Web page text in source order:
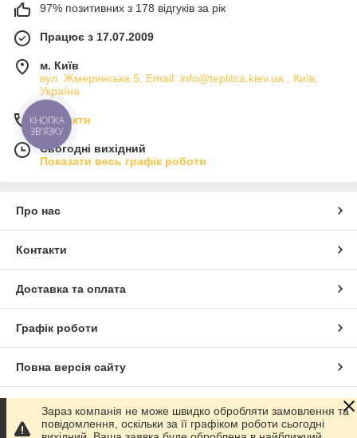
97% позитивних з 178 відгуків за рік
Працює з 17.07.2009
м. Київ
вул. Жмеринська 5, Email: info@teplitca.kiev.ua , Київ,
Україна
Контакти
Сьогодні вихідний
Показати весь графік роботи
Про нас
Контакти
Доставка та оплата
Графік роботи
Повна версія сайту
Сайт створено на маркетплейсі Prom.ua
Зараз компанія не може швидко обробляти замовлення та
повідомлення, оскільки за її графіком роботи сьогодні
КНОПКА
ЗВ'ЯЗКУ